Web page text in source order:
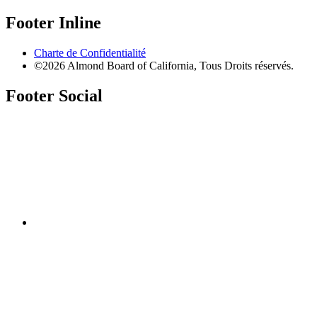
Footer Inline
Charte de Confidentialité
©2026 Almond Board of California, Tous Droits réservés.
Footer Social